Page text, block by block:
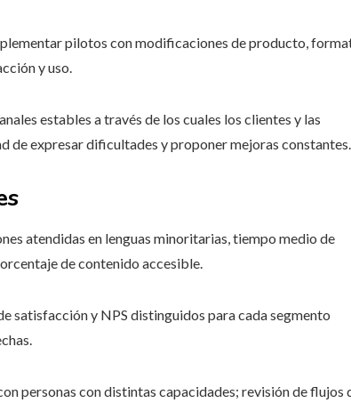
pilotos con modificaciones de producto,
y uso.
estables a través de los cuales los clientes y las
de expresar dificultades y proponer mejoras constantes.
atendidas en lenguas minoritarias, tiempo medio de
de contenido accesible.
satisfacción y NPS distinguidos para cada segmento
personas con distintas capacidades; revisión de flujos